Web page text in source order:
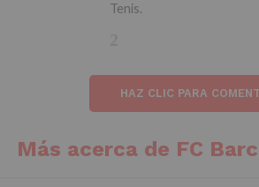
Tenis.
HAZ CLIC PARA
Más acerca de FC